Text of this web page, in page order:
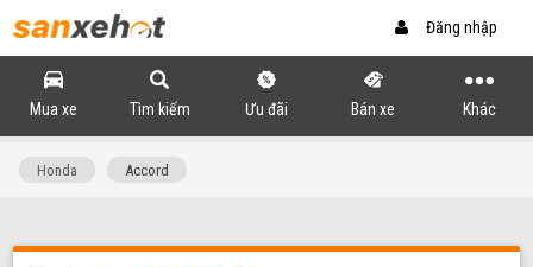
Đăng nhập
Mua xe Tìm kiếm Ưu đãi Bán xe Khác
Honda Accord